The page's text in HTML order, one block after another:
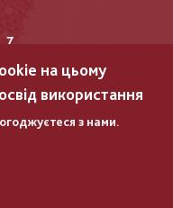
7
"Мережка"
МАГАЗИНІВ
МАГАЗИНІВ
на цьому
використання
з нами.